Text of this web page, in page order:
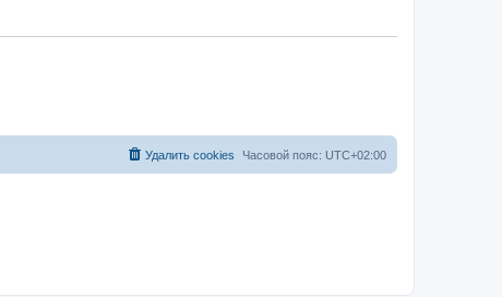
Часовой пояс: UTC+02:00
Удалить cookies